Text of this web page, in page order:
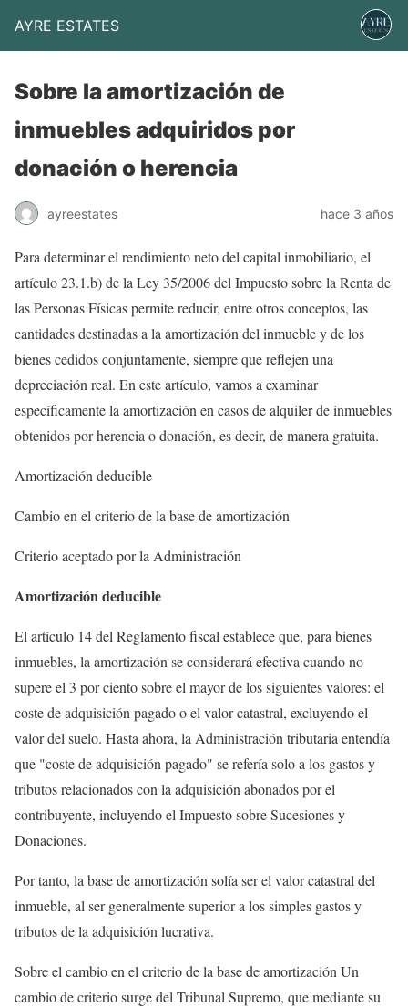
AYRE ESTATES
Sobre la amortización de
inmuebles adquiridos por
donación o herencia
ayreestates hace 3 años
Para determinar el rendimiento neto del capital inmobiliario, el
artículo 23.1.b) de la Ley 35/2006 del Impuesto sobre la Renta de
las Personas Físicas permite reducir, entre otros conceptos, las
cantidades destinadas a la amortización del inmueble y de los
bienes cedidos conjuntamente, siempre que reflejen una
depreciación real. En este artículo, vamos a examinar
específicamente la amortización en casos de alquiler de inmuebles
obtenidos por herencia o donación, es decir, de manera gratuita.
Amortización deducible
Cambio en el criterio de la base de amortización
Criterio aceptado por la Administración
Amortización deducible
El artículo 14 del Reglamento fiscal establece que, para bienes
inmuebles, la amortización se considerará efectiva cuando no
supere el 3 por ciento sobre el mayor de los siguientes valores: el
coste de adquisición pagado o el valor catastral, excluyendo el
valor del suelo. Hasta ahora, la Administración tributaria entendía
que "coste de adquisición pagado" se refería solo a los gastos y
tributos relacionados con la adquisición abonados por el
contribuyente, incluyendo el Impuesto sobre Sucesiones y
Donaciones.
Por tanto, la base de amortización solía ser el valor catastral del
inmueble, al ser generalmente superior a los simples gastos y
tributos de la adquisición lucrativa.
Sobre el cambio en el criterio de la base de amortización Un
cambio de criterio surge del Tribunal Supremo, que mediante su